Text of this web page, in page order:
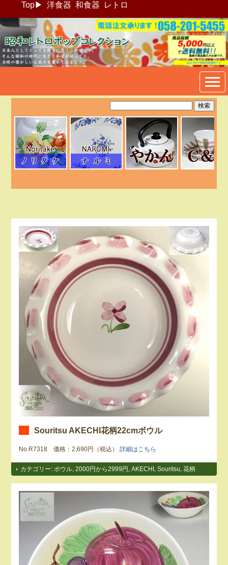
Top▶ 洋食器 和食器 レトロ
昭和レトロポップ食器生活雑
貨通販＠フリマート
Souritsu AKECHI花柄22cmボウル
No.R7318 価格：2,690円（税込）詳細はこちら
カテゴリー: ボウル ,2000円から2999円 ,AKECHI ,Souritsu ,花柄